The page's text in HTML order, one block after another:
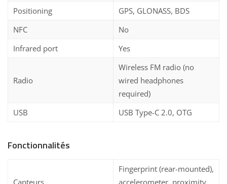
Positioning
GPS, GLONASS, BDS
NFC
No
Infrared port
Yes
Radio
Wireless FM radio (no
wired headphones
required)
USB
USB Type-C 2.0, OTG
Fonctionnalités
Fingerprint (rear-mounted),